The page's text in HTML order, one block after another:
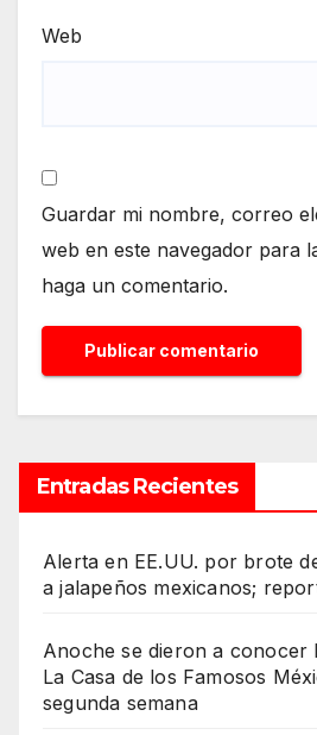
Web
Guardar mi nombre, correo
web en este navegador para
haga un comentario.
Entradas Recientes
Alerta en EE.UU. por brote
a jalapeños mexicanos;
Anoche se dieron a conocer
La Casa de los Famosos
segunda semana